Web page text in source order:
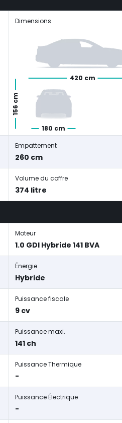
Dimensions
420 cm
180 cm
156 cm
Empattement
260 cm
Volume du coffre
374 litre
Moteur
1.0 GDI Hybride 141 BVA
Énergie
Hybride
Puissance fiscale
9 cv
Puissance maxi.
141 ch
Puissance Thermique
-
Puissance Électrique
-